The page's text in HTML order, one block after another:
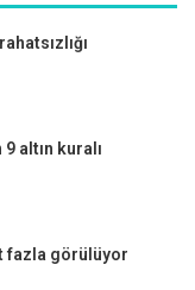
gösterdiğini
altın kuralı
fazla görülüyor